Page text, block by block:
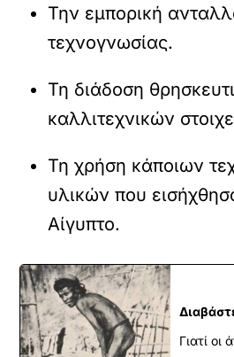
Την εμπορική
τεχνογνωσίας.
Τη διάδοση
καλλιτεχνικών
Τη χρήση κάποιων
υλικών που
Αίγυπτο.
Γιατί οι